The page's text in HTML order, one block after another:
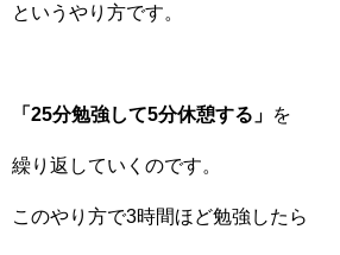
というやり方です。
「25分勉強して5分休憩する」 を
繰り返していくのです。
このやり方で3時間ほど勉強したら